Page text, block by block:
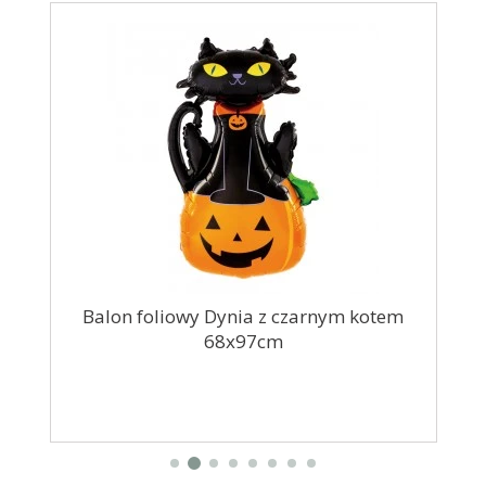
Balon foliowy Dynia z czarnym kotem
68x97cm